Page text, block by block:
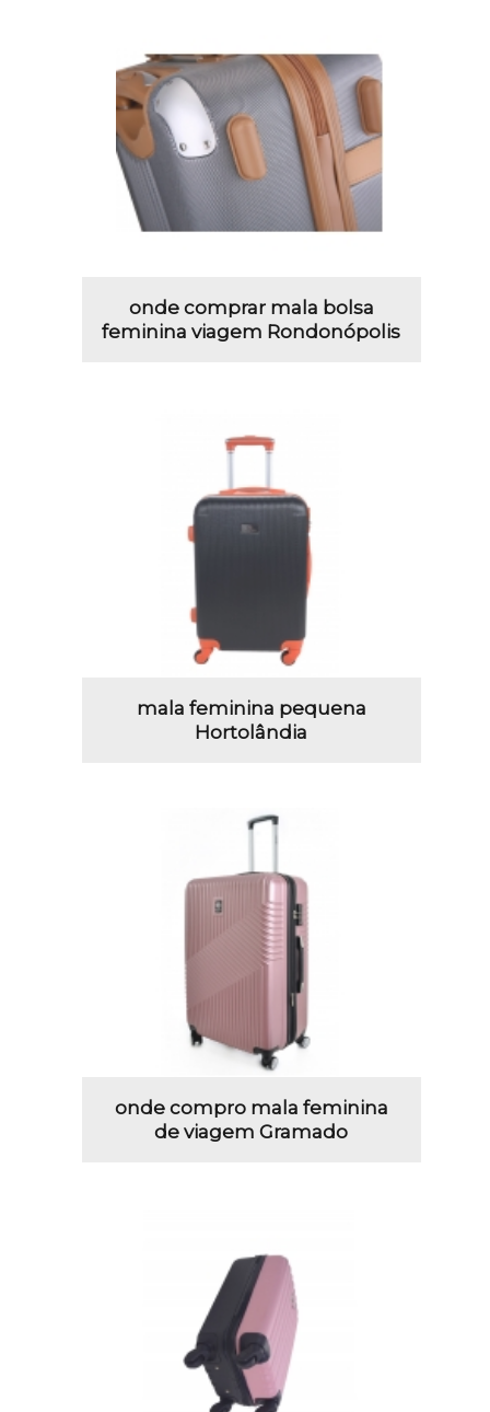
onde comprar mala bolsa
feminina viagem Rondonópolis
mala feminina pequena
Hortolândia
onde compro mala feminina
de viagem Gramado